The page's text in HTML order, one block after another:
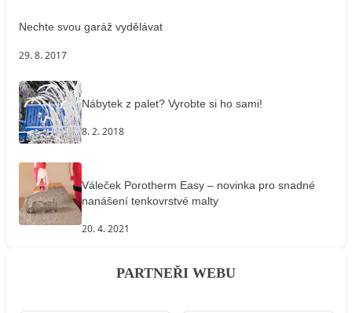
Nechte svou garáž vydělávat
29. 8. 2017
Nábytek z palet? Vyrobte si ho sami!
8. 2. 2018
Váleček Porotherm Easy – novinka pro snadné
nanášení tenkovrstvé malty
20. 4. 2021
PARTNEŘI WEBU